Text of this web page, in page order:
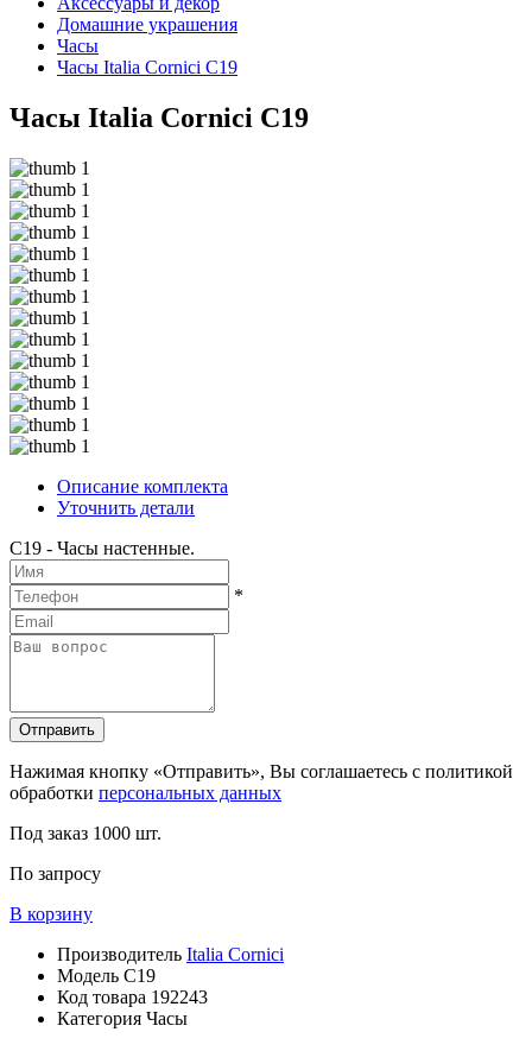
Домашние украшения
Часы
Часы Italia Cornici C19
Часы Italia Cornici C19
Описание комплекта
Уточнить детали
C19 - Часы настенные.
*
Отправить
Нажимая кнопку «Отправить», Вы соглашаетесь с политикой
обработки персональных данных
Под заказ 1000 шт.
По запросу
В корзину
Производитель Italia Cornici
Модель C19
Код товара 192243
Категория Часы